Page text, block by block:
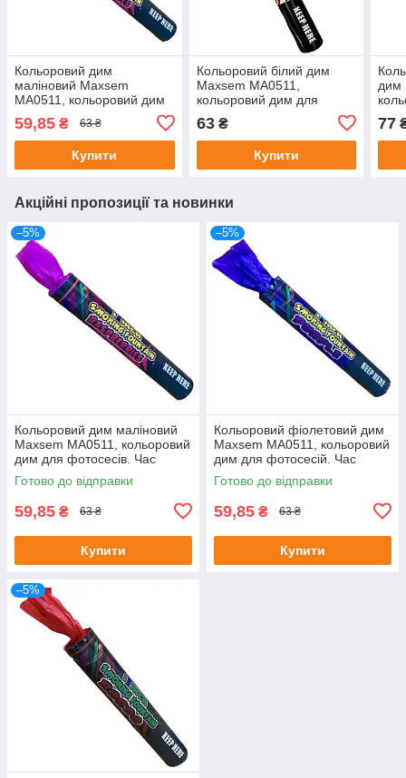
Кольоровий дим
маліновий Maxsem
MA0511, кольоровий дим
для фотосесів. Час роботи
60 сек.
59,85 ₴ 63 ₴
Купити
Кольоровий білий дим
Maxsem MA0511,
кольоровий дим для
фотосесій. Час роботи 60
с.
63₴
Купити
дим
с.
77
Акційні пропозиції та новинки
–5%
Кольоровий дим маліновий
Maxsem MA0511, кольоровий
дим для фотосесів. Час
роботи 60 сек.
Готово до відправки
59,85 ₴ 63 ₴
Купити
–5%
Кольоровий фіолетовий дим
Maxsem MA0511, кольоровий
дим для фотосесій. Час
роботи 60 с.
Готово до відправки
59,85 ₴ 63 ₴
Купити
–5%